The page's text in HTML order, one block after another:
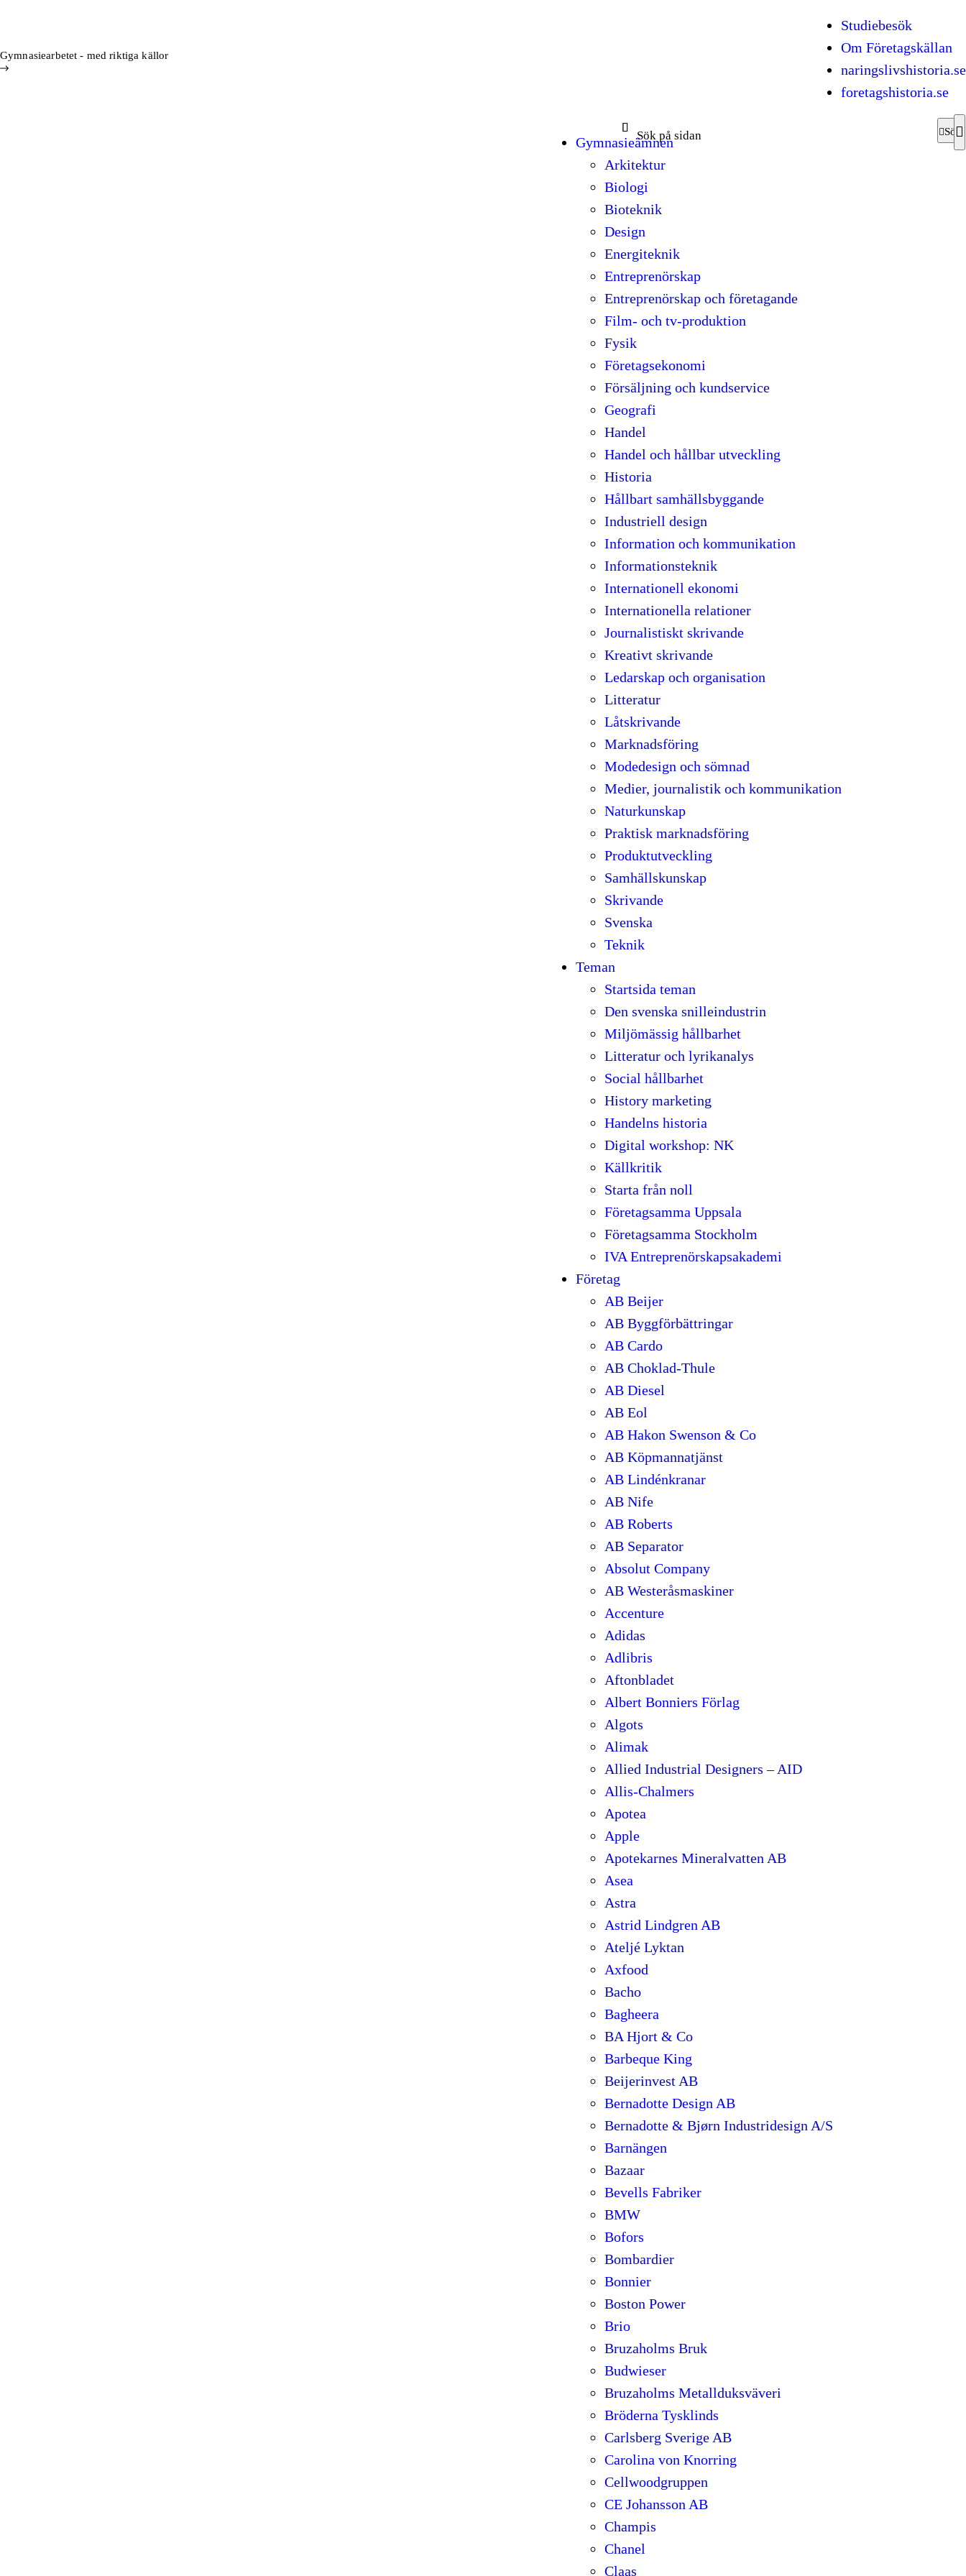
Gymnasiearbetet - med riktiga källor
Studiebesök
Om Företagskällan
naringslivshistoria.se
foretagshistoria.se
Gymnasieämnen
Arkitektur
Biologi
Bioteknik
Design
Energiteknik
Entreprenörskap
Entreprenörskap och företagande
Film- och tv-produktion
Fysik
Företagsekonomi
Försäljning och kundservice
Geografi
Handel
Handel och hållbar utveckling
Historia
Hållbart samhällsbyggande
Industriell design
Information och kommunikation
Informationsteknik
Internationell ekonomi
Internationella relationer
Journalistiskt skrivande
Kreativt skrivande
Ledarskap och organisation
Litteratur
Låtskrivande
Marknadsföring
Modedesign och sömnad
Medier, journalistik och kommunikation
Naturkunskap
Praktisk marknadsföring
Produktutveckling
Samhällskunskap
Skrivande
Svenska
Teknik
Teman
Startsida teman
Den svenska snilleindustrin
Miljömässig hållbarhet
Litteratur och lyrikanalys
Social hållbarhet
History marketing
Handelns historia
Digital workshop: NK
Källkritik
Starta från noll
Företagsamma Uppsala
Företagsamma Stockholm
IVA Entreprenörskapsakademi
Företag
AB Beijer
AB Byggförbättringar
AB Cardo
AB Choklad-Thule
AB Diesel
AB Eol
AB Hakon Swenson & Co
AB Köpmannatjänst
AB Lindénkranar
AB Nife
AB Roberts
AB Separator
Absolut Company
AB Westeråsmaskiner
Accenture
Adidas
Adlibris
Aftonbladet
Albert Bonniers Förlag
Algots
Alimak
Allied Industrial Designers – AID
Allis-Chalmers
Apotea
Apple
Apotekarnes Mineralvatten AB
Asea
Astra
Astrid Lindgren AB
Ateljé Lyktan
Axfood
Bacho
Bagheera
BA Hjort & Co
Barbeque King
Beijerinvest AB
Bernadotte Design AB
Bernadotte & Bjørn Industridesign A/S
Barnängen
Bazaar
Bevells Fabriker
BMW
Bofors
Bombardier
Bonnier
Boston Power
Brio
Bruzaholms Bruk
Budwieser
Bruzaholms Metallduksväveri
Bröderna Tysklinds
Carlsberg Sverige AB
Carolina von Knorring
Cellwoodgruppen
CE Johansson AB
Champis
Chanel
Claas
Sök efter: Sök